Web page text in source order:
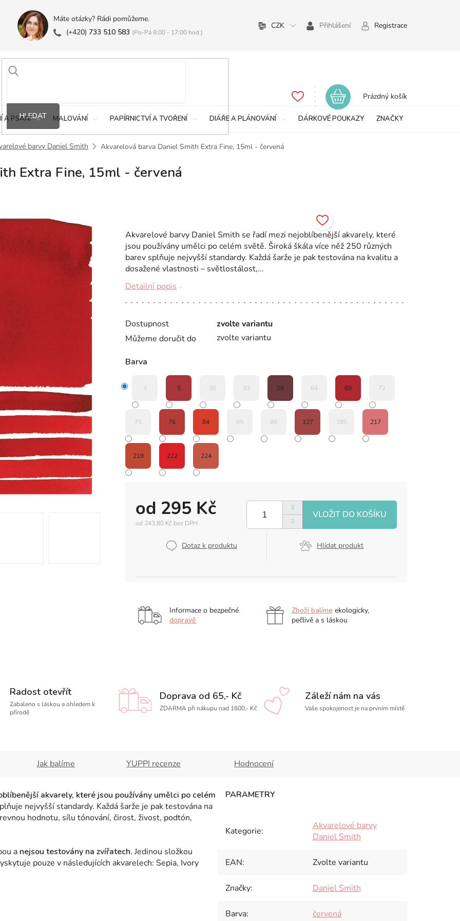
Máte otázky? Rádi pomůžeme.
(+420) 733 510 583 (Po-Pá 8:00 - 17:00 hod.)
CZK Přihlášení Registrace
HLEDAT
Nákupní
Prázdný košík
A PSANÍ MALOVÁNÍ PAPÍRNICTVÍ A TVOŘENÍ DIÁŘE A PLÁNOVÁNÍ DÁRKOVÉ POUKAZY ZNAČKY
barvy Daniel Smith Akvarelová barva Daniel Smith Extra Fine, 15ml - červená
Extra Fine, 15ml - červená
Dostupnost
zvolte variantu
Můžeme doručit do
zvolte variantu
od 295 Kč
od 243,80 Kč bez DPH
Dotaz k produktu Hlídat produkt
Barva
4 5 20 33 59 64 69 72
75 76 84 85 88 127 185 217
219 222 224
Akvarelové barvy Daniel Smith se řadí mezi nejoblíbenější akvarely, které
jsou používány umělci po celém světě. Široká škála více něž 250 různých
barev splňuje nejvyšší standardy. Každá šarže je pak testována na kvalitu a
dosažené vlastnosti – světlostálost,...
Detailní popis
Informace o bezpečné
dopravě
Zboží balíme ekologicky,
pečlivě a s láskou
Radost otevřít
Zabaleno s láskou a ohledem k
přírodě
Doprava od 65,- Kč
ZDARMA při nákupu nad 1600,- Kč
Záleží nám na vás
Vaše spokojenost je na prvním místě
Jak balíme YUPPI recenze Hodnocení
akvarely, které jsou používány umělci po celém
nejvyšší standardy. Každá šarže je pak testována na
hodnotu, sílu tónování, čirost, živost, podtón,
a nejsou testovány na zvířatech. Jedinou složkou
pouze v následujících akvarelech: Sepia, Ivory
Kategorie:
Akvarelové barvy
Daniel Smith
EAN: Zvolte variantu
Značky: Daniel Smith
Barva: červená